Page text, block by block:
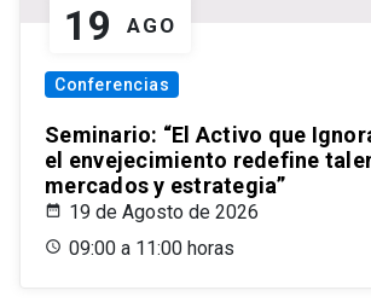
19 AGO
Conferencias
Seminario: “El Activo que
el envejecimiento redefine
mercados y estrategia”
19 de Agosto de 2026
09:00 a 11:00 horas